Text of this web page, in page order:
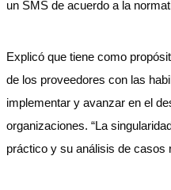
un SMS de acuerdo a la
Explicó que tiene como
de los proveedores con las
implementar y avanzar en el
organizaciones. “La
práctico y su análisis de casos